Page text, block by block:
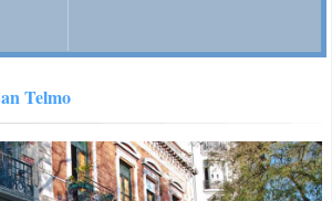
Telmo